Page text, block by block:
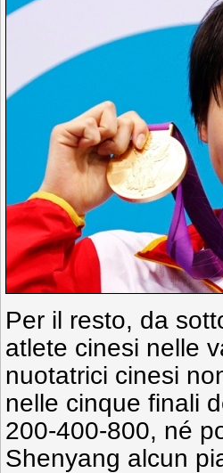
Per il resto, da
atlete cinesi nelle
nuotatrici cinesi
nelle cinque finali
200-400-800, né
Shenyang alcun